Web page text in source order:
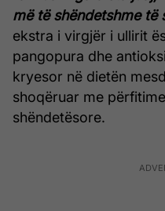
më të shëndetshme të
ekstra i virgjër i ullirit
pangopura dhe
kryesor në dietën
shoqëruar me
shëndetësore.